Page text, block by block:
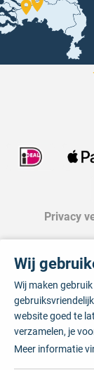
Privacy
Wij
Wij maken
website goed te
verzamelen, je
Meer informatie